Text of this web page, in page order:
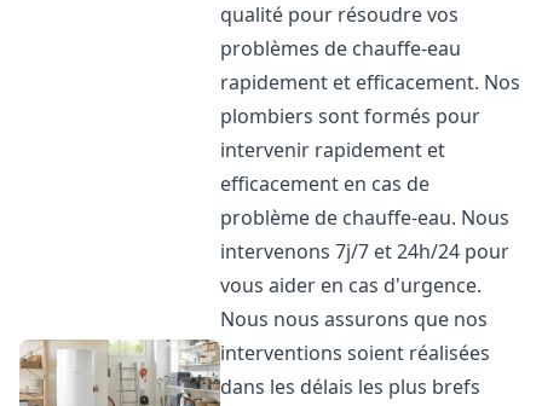
qualité pour résoudre vos
problèmes de chauffe-eau
rapidement et efficacement. Nos
plombiers sont formés pour
intervenir rapidement et
efficacement en cas de
problème de chauffe-eau. Nous
intervenons 7j/7 et 24h/24 pour
vous aider en cas d'urgence.
Nous nous assurons que nos
interventions soient réalisées
dans les délais les plus brefs